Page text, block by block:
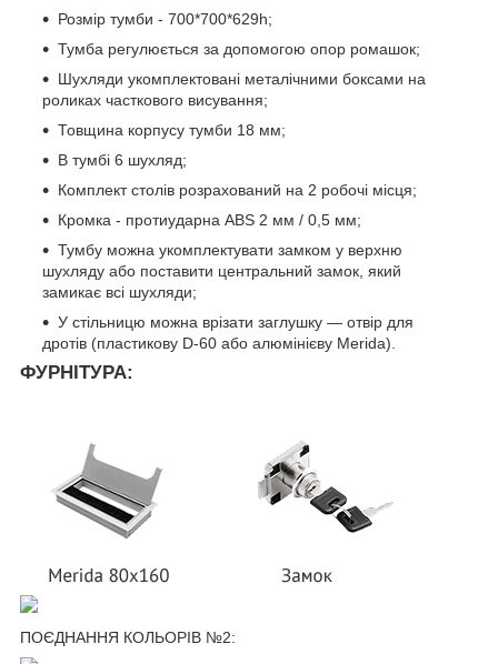
Розмір тумби - 700*700*629h;
Тумба регулюється за допомогою опор ромашок;
Шухляди укомплектовані металічними боксами на
роликах часткового висування;
Товщина корпусу тумби 18 мм;
В тумбі 6 шухляд;
Комплект столів розрахований на 2 робочі місця;
Кромка - протиударна ABS 2 мм / 0,5 мм;
Тумбу можна укомплектувати замком у верхню
шухляду або поставити центральний замок, який
замикає всі шухляди;
У стільницю можна врізати заглушку — отвір для
дротів (пластикову D-60 або алюмінієву Merida).
ФУРНІТУРА:
ПОЄДНАННЯ КОЛЬОРІВ №2: